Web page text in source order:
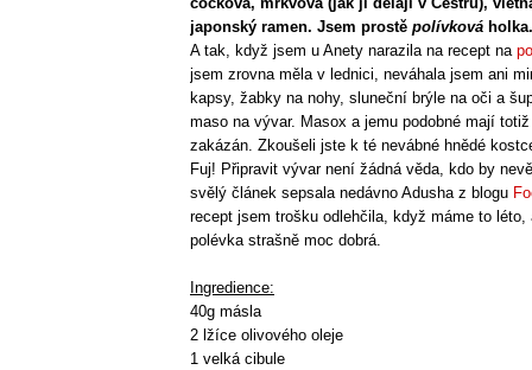
japonský ramen. Jsem prostě polívková
A tak, když jsem u Anety narazila na recept na
jsem zrovna měla v lednici, neváhala jsem ani
kapsy, žabky na nohy, sluneční brýle na oči a
maso na vývar. Masox a jemu podobné mají
zakázán. Zkoušeli jste k té nevábné hnědé
Fuj! Připravit vývar není žádná věda, kdo by
svělý článek sepsala nedávno Adusha z blogu
recept jsem trošku odlehčila, když máme to
polévka strašně moc dobrá.
Ingredience:
40g másla
2 lžíce olivového oleje
1 velká cibule